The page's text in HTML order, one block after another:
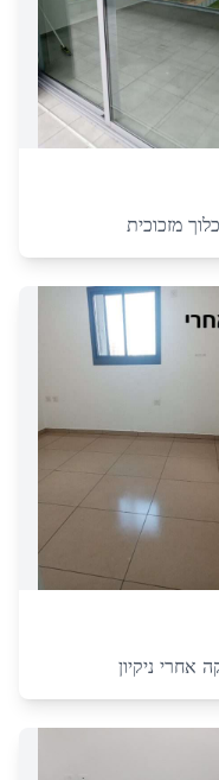
מזכוכית
אחרי ניקיון